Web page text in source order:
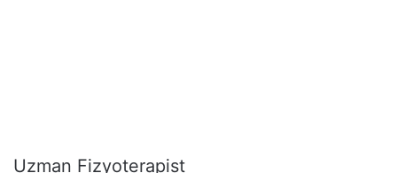
Uzman Fizyoterapist